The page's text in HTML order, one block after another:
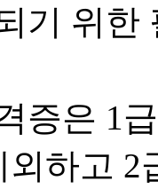
기 위
증은 1
하고